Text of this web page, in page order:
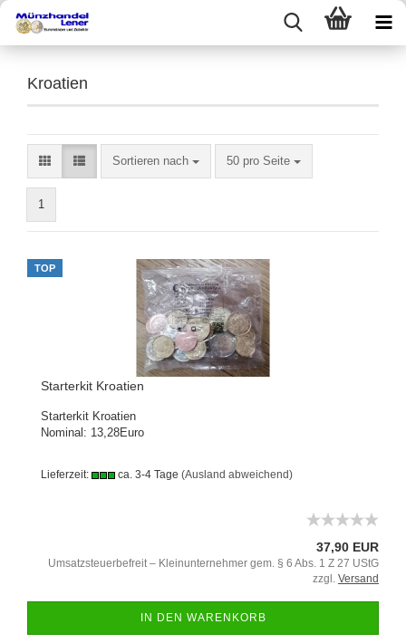
Kroatien
Sortieren nach 50 pro Seite
1
TOP
Starterkit Kroatien
Starterkit Kroatien
Nominal: 13,28Euro
Lieferzeit: ca. 3-4 Tage (Ausland abweichend)
37,90 EUR
Umsatzsteuerbefreit – Kleinunternehmer gem. § 6 Abs. 1 Z 27 UStG
zzgl. Versand
IN DEN WARENKORB